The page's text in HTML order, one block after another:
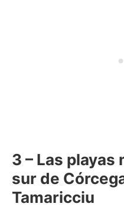
3 – Las playas
sur de
Tamaricciu